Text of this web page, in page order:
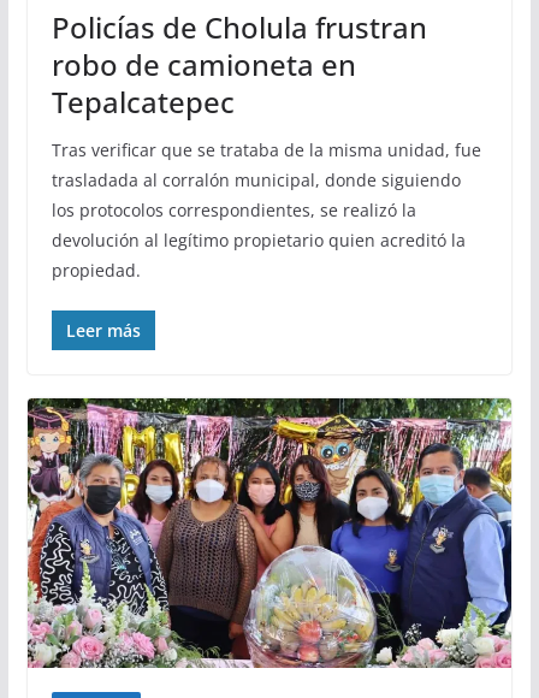
Policías de Cholula frustran
robo de camioneta en
Tepalcatepec
Tras verificar que se trataba de la misma unidad, fue
trasladada al corralón municipal, donde siguiendo
los protocolos correspondientes, se realizó la
devolución al legítimo propietario quien acreditó la
propiedad.
Leer más